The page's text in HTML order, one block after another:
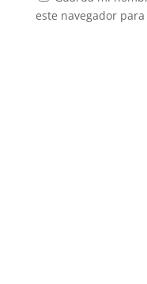
este navegador